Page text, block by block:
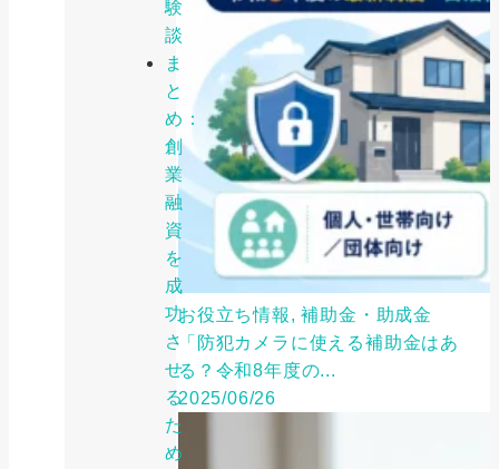
験
談
ま
と
め：
創
業
融
資
を
成
功
さ
せ
る
た
め
お役立ち情報, 補助金・助成金
「防犯カメラに使える補助金はあ
る？令和8年度の...
2025/06/26